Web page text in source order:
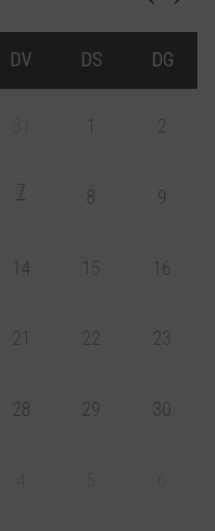
DV DS DG
1 2
7 8 9
14 15 16
21 22 23
28 29 30